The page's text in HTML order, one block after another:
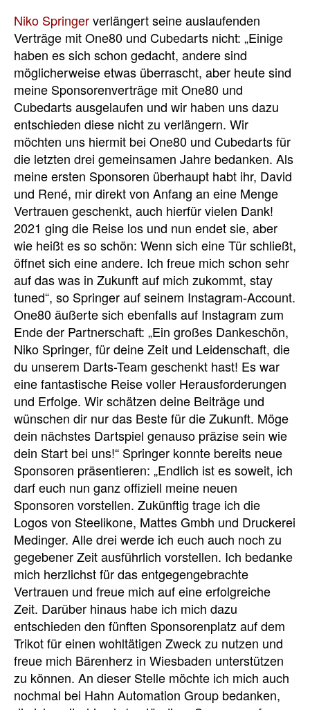
Niko Springerverlängert seine auslaufenden
Verträge mit One80 und Cubedarts nicht: „Einige
haben es sich schon gedacht, andere sind
möglicherweise etwas überrascht, aber heute sind
meine Sponsorenverträge mit One80 und
Cubedarts ausgelaufen und wir haben uns dazu
entschieden diese nicht zu verlängern. Wir
möchten uns hiermit bei One80 und Cubedarts für
die letzten drei gemeinsamen Jahre bedanken. Als
meine ersten Sponsoren überhaupt habt ihr, David
und René, mir direkt von Anfang an eine Menge
Vertrauen geschenkt, auch hierfür vielen Dank!
2021 ging die Reise los und nun endet sie, aber
wie heißt es so schön: Wenn sich eine Tür schließt,
öffnet sich eine andere. Ich freue mich schon sehr
auf das was in Zukunft auf mich zukommt, stay
tuned“, so Springer auf seinem Instagram-Account.
One80 äußerte sich ebenfalls auf Instagram zum
Ende der Partnerschaft: „Ein großes Dankeschön,
Niko Springer, für deine Zeit und Leidenschaft, die
du unserem Darts-Team geschenkt hast! Es war
eine fantastische Reise voller Herausforderungen
und Erfolge. Wir schätzen deine Beiträge und
wünschen dir nur das Beste für die Zukunft. Möge
dein nächstes Dartspiel genauso präzise sein wie
dein Start bei uns!“ Springer konnte bereits neue
Sponsoren präsentieren: „Endlich ist es soweit, ich
darf euch nun ganz offiziell meine neuen
Sponsoren vorstellen. Zukünftig trage ich die
Logos von Steelikone, Mattes Gmbh und Druckerei
Medinger. Alle drei werde ich euch auch noch zu
gegebener Zeit ausführlich vorstellen. Ich bedanke
mich herzlichst für das entgegengebrachte
Vertrauen und freue mich auf eine erfolgreiche
Zeit. Darüber hinaus habe ich mich dazu
entschieden den fünften Sponsorenplatz auf dem
Trikot für einen wohltätigen Zweck zu nutzen und
freue mich Bärenherz in Wiesbaden unterstützen
zu können. An dieser Stelle möchte ich mich auch
nochmal bei Hahn Automation Group bedanken,